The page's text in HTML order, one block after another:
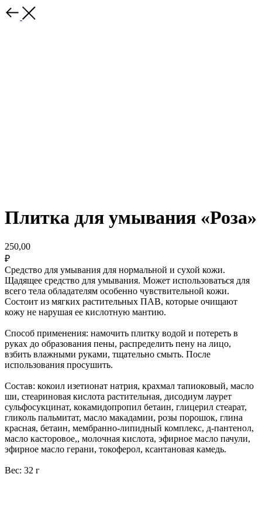
Плитка для умывания «Роза»
250,00
₽
Средство для умывания для нормальной и сухой кожи.
Щадящее средство для умывания. Может использоваться для
всего тела обладателям особенно чувствительной кожи.
Состоит из мягких растительных ПАВ, которые очищают
кожу не нарушая ее кислотную мантию.
Способ применения: намочить плитку водой и потереть в
руках до образования пены, распределить пену на лицо,
взбить влажными руками, тщательно смыть. После
использования просушить.
Состав: кокоил изетионат натрия, крахмал тапиоковый, масло
ши, стеариновая кислота растительная, дисодиум лаурет
сульфосукцинат, кокамидопропил бетаин, глицерил стеарат,
гликоль пальмитат, масло макадамии, розы порошок, глина
красная, бетаин, мембранно-липидный комплекс, д-пантенол,
масло касторовое,, молочная кислота, эфирное масло пачули,
эфирное масло герани, токоферол, ксантановая камедь.
Вес: 32 г